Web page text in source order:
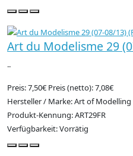
Art du Modelisme 29
..
Preis: 7,50€ Preis (netto): 7,08€
Hersteller / Marke: Art of Modelling
Produkt-Kennung: ART29FR
Verfügbarkeit: Vorrätig